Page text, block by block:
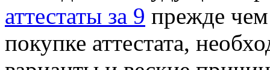
аттестаты за 9 прежде чем
покупке аттестата,